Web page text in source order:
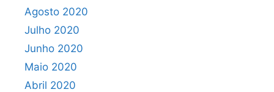
Agosto 2020
Julho 2020
Junho 2020
Maio 2020
Abril 2020